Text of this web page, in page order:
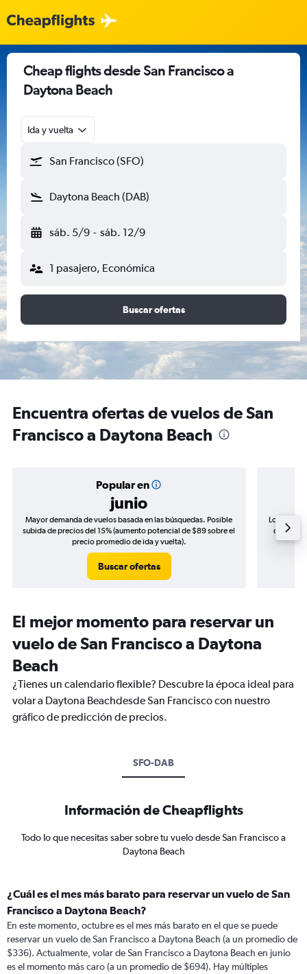
Cheap flights desde San Francisco a
Daytona Beach
Ida y vuelta
San Francisco (SFO)
Daytona Beach (DAB)
sáb. 5/9 - sáb. 12/9
1 pasajero, Económica
Buscar ofertas
Encuentra ofertas de vuelos de San
Francisco a Daytona Beach
Popular en
junio
Mayor demanda de vuelos basada en las búsquedas. Posible
subida de precios del 15% (aumento potencial de $89 sobre el
precio promedio de ida y vuelta).
Buscar ofertas
Los
de
El mejor momento para reservar un
vuelo de San Francisco a Daytona
Beach
¿Tienes un calendario flexible? Descubre la época ideal para
volar a Daytona Beachdesde San Francisco con nuestro
gráfico de predicción de precios.
SFO-DAB
Información de Cheapflights
Todo lo que necesitas saber sobre tu vuelo desde San Francisco a
Daytona Beach
¿Cuál es el mes más barato para reservar un vuelo de San
Francisco a Daytona Beach?
En este momento, octubre es el mes más barato en el que se puede
reservar un vuelo de San Francisco a Daytona Beach (a un promedio de
$336). Actualmente, volar de San Francisco a Daytona Beach en junio
es el momento más caro (a un promedio de $694). Hay múltiples